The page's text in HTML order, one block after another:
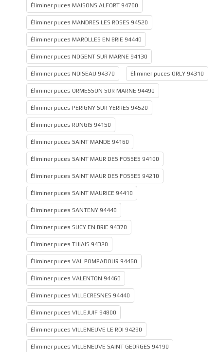
Éliminer puces MAISONS ALFORT 94700
Éliminer puces MANDRES LES ROSES 94520
Éliminer puces MAROLLES EN BRIE 94440
Éliminer puces NOGENT SUR MARNE 94130
Éliminer puces NOISEAU 94370 Éliminer puces ORLY 94310
Éliminer puces ORMESSON SUR MARNE 94490
Éliminer puces PERIGNY SUR YERRES 94520
Éliminer puces RUNGIS 94150
Éliminer puces SAINT MANDE 94160
Éliminer puces SAINT MAUR DES FOSSES 94100
Éliminer puces SAINT MAUR DES FOSSES 94210
Éliminer puces SAINT MAURICE 94410
Éliminer puces SANTENY 94440
Éliminer puces SUCY EN BRIE 94370
Éliminer puces THIAIS 94320
Éliminer puces VAL POMPADOUR 94460
Éliminer puces VALENTON 94460
Éliminer puces VILLECRESNES 94440
Éliminer puces VILLEJUIF 94800
Éliminer puces VILLENEUVE LE ROI 94290
Éliminer puces VILLENEUVE SAINT GEORGES 94190